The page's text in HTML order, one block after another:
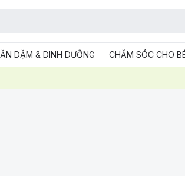
ĂN DẶM & DINH DƯỠNG CHĂM SÓC CHO